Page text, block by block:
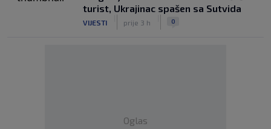
turist, Ukrajinac spašen sa Sutvida
VIJESTI prije 3 h 0
Oglas